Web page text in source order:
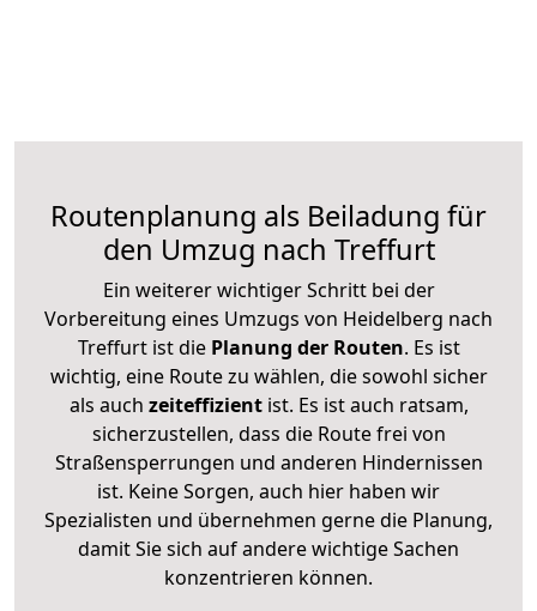
Routenplanung als Beiladung für
den Umzug nach Treffurt
Ein weiterer wichtiger Schritt bei der
Vorbereitung eines Umzugs von Heidelberg nach
Treffurt ist diePlanung der Routen. Es ist
wichtig, eine Route zu wählen, die sowohl sicher
als auch zeiteffizientist. Es ist auch ratsam,
sicherzustellen, dass die Route frei von
Straßensperrungen und anderen Hindernissen
ist. Keine Sorgen, auch hier haben wir
Spezialisten und übernehmen gerne die Planung,
damit Sie sich auf andere wichtige Sachen
konzentrieren können.